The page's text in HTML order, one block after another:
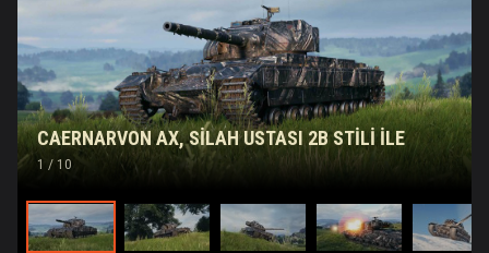
CAERNARVON AX, SILAH USTASI 2B STILI İLE
1 / 10